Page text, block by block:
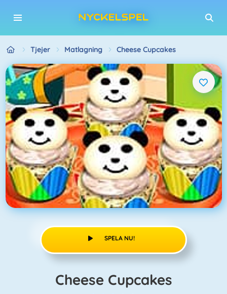
Tjejer Matlagning Cheese Cupcakes
SPELA NU!
Cheese Cupcakes